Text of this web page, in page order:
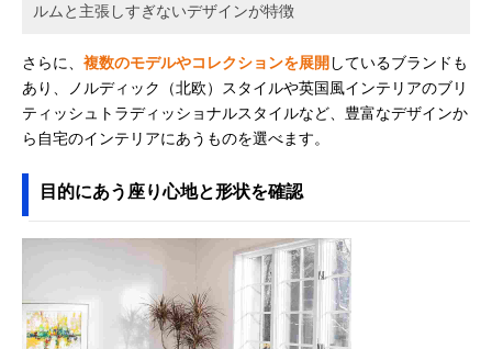
ルムと主張しすぎないデザインが特徴
さらに、 複数のモデルやコレクションを展開 しているブランドも
あり、ノルディック（北欧）スタイルや英国風インテリアのブリ
ティッシュトラディッショナルスタイルなど、豊富なデザインか
ら自宅のインテリアにあうものを選べます。
目的にあう座り心地と形状を確認